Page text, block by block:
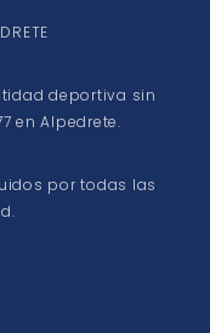
deportiva sin
en Alpedrete.
por todas las